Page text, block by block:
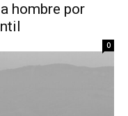
hombre por
0